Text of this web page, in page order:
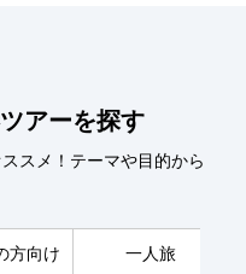
アーを探す
スメ！テーマや目的から
方向け 一人旅